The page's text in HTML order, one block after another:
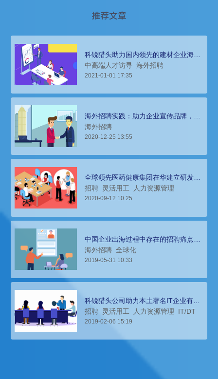
推荐文章
科锐猎头助力国内领先的建材企业海外
招聘人才，推动业务发展
中高端人才访寻 海外招聘
2021-01-01 17:35
海外招聘实践：助力企业宣传品牌，完
成招聘任务
海外招聘
2020-12-25 13:55
全球领先医药健康集团在华建立研发中
心，科锐猎头公司助力搭建研发团队
招聘 灵活用工 人力资源管理
2020-09-12 10:25
中国企业出海过程中存在的招聘痛点及
海外招聘解决办法
海外招聘 全球化
2019-05-31 10:33
科锐猎头公司助力本土著名IT企业有个
短期研发项目招聘和管理
招聘 灵活用工 人力资源管理 IT/DT
2019-02-06 15:19